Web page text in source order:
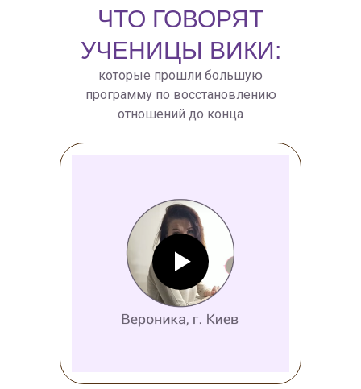
ЧТО ГОВОРЯТ
УЧЕНИЦЫ ВИКИ:
которые прошли большую
программу по восстановлению
отношений до конца